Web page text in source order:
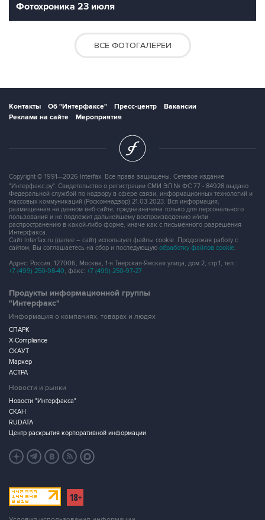
Фотохроника 23 июля
ВСЕ ФОТОГАЛЕРЕИ
Контакты Об "Интерфаксе" Пресс-центр
Вакансии
Реклама на сайте
Мероприятия
Copyright © 1991—2026 Interfax. Все права защищены. Сетевое издание
"Интерфакс.ру". Свидетельство о регистрации СМИ ЭЛ № ФС 77 - 84928 выдано
Федеральной службой по надзору в сфере связи, информационных технологий и
массовых коммуникаций (Роскомнадзор) 21.03.2023. Вся информация,
размещенная на данном веб-сайте, предназначена только для персонального
пользования и не подлежит дальнейшему воспроизведению и/или
распространению в какой-либо форме, иначе как с письменного разрешения
Интерфакса.
Сайт Interfax.ru (далее – сайт) использует файлы cookie. Продолжая работу с
сайтом, Вы соглашаетесь на сбор и последующую обработку файлов cookie.
Адрес: Россия, 127006, Москва, 1-я Тверская-Ямская улица, дом 2, стр.1, тел.:
+7 (499) 250-98-40, факс: +7 (499) 250-97-27
Продукты информационной группы
"Интерфакс"
Информация о компаниях, товарах и людях
СПАРК
X-Compliance
СКАУТ
Маркер
АСТРА
Новости и рынки
Новости "Интерфакса"
СКАН
RUDATA
Центр раскрытия корпоративной информации